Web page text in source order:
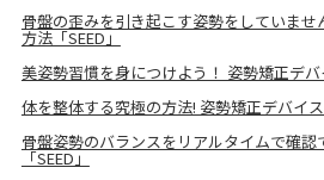
骨盤の歪みを引き起こす姿勢をしていま
方法「SEED」
美姿勢習慣を身につけよう！ 姿勢矯正デバ
体を整体する究極の方法! 姿勢矯正デバイス
骨盤姿勢のバランスをリアルタイムで確
「SEED」